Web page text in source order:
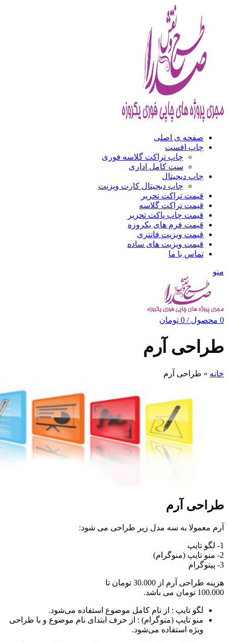
صفحه ی اصلی
چاپ افست
چاپ تراکت گلاسه فوری
ست کامل اداری
چاپ دیجیتال
چاپ دیجیتال کارت ویزیت
قیمت تراکت تحریر
قیمت تراکت گلاسه
قیمت چاپ پاکت تحریر
قیمت فرم های یکروزه
قیمت ویزیت فانتزی
قیمت ویزیت های ساده
تماس با ما
منو
0 محصول /
0 تومان
طراحی آرم
خانه » طراحی آرم
طراحی آرم
آرم معمولا به سه مدل زیر طراحی می شود:
1- لگو تایپ
2- منو تایپ (منوگرام)
3- پیتوگرام
هزینه طراحی آرم از 30.000 تومان تا
100.000 تومان می باشد.
لگو تایپ : از نام کامل موضوع استفاده می‌شود.
منو تایپ (منوگرام) : از حرف ابتدای نام موضوع و با طراحی
ویژه استفاده می‌شود.